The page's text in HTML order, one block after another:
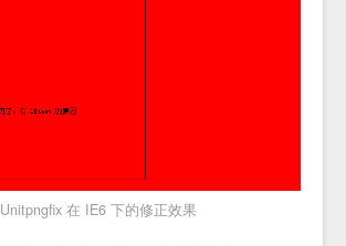
Unitpngfix 在 IE6 下的修正效果